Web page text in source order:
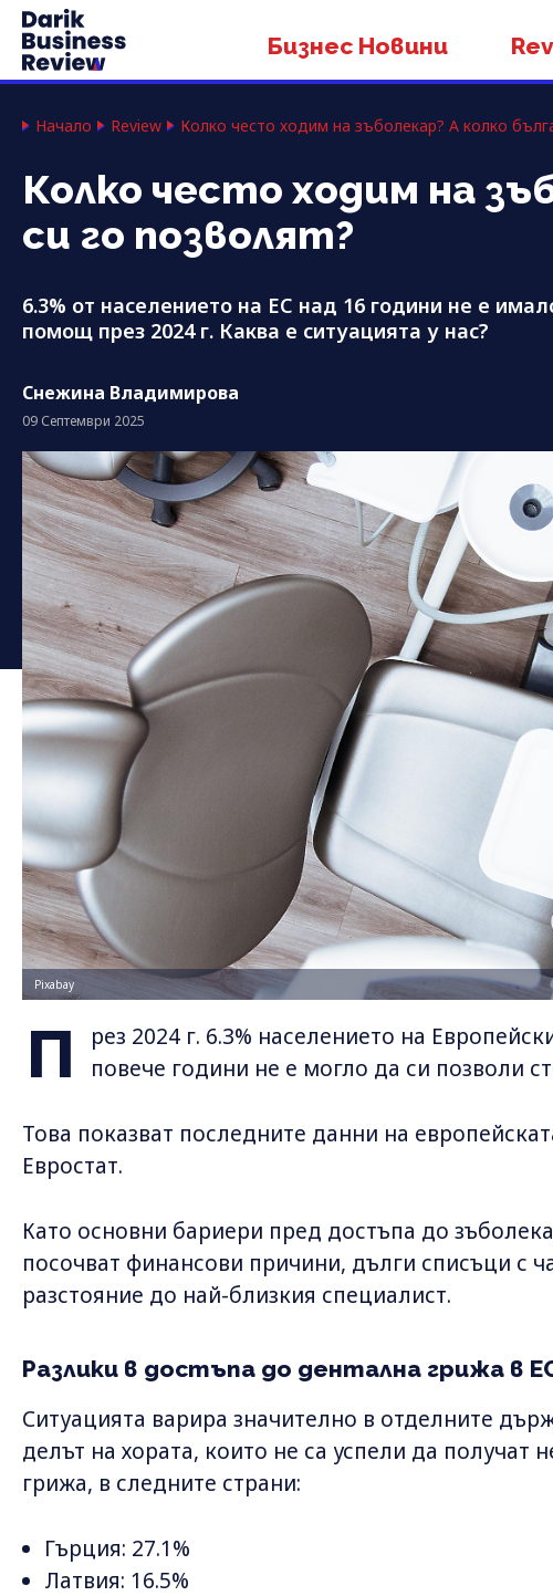
Бизнес Новини
Начало Review Колко често ходим на зъболекар? А колко
Колко често ходим на
си го позволят?
6.3% от населението на ЕС над 16 години не е
помощ през 2024 г. Каква е ситуацията у нас?
Снежина Владимирова
09 Септември 2025
Pixabay
П
рез 2024 г. 6.3% населението на
повече години не е могло да си позволи
Това показват последните данни на
Евростат.
Като основни бариери пред достъпа до
посочват финансови причини, дълги списъци с
разстояние до най-близкия специалист.
Разлики в достъпа до дентална грижа в
Ситуацията варира значително в отделните
делът на хората, които не са успели да получат
грижа, в следните страни:
Гърция: 27.1%
Латвия: 16.5%